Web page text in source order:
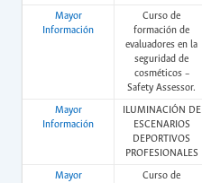
Mayor
Información
Curso de
formación de
evaluadores en la
seguridad de
cosméticos –
Safety Assessor.
Mayor
Información
ILUMINACIÓN DE
ESCENARIOS
DEPORTIVOS
PROFESIONALES
Mayor
Curso de